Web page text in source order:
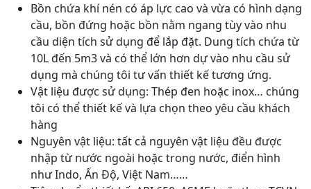
Bồn chứa khí nén có áp lực cao và vừa có hình dạng
cầu, bồn đứng hoặc bồn nằm ngang tùy vào nhu
cầu diện tích sử dụng để lắp đặt. Dung tích chứa từ
10L đến 5m3 và có thể lớn hơn dự vào nhu cầu sử
dụng mà chúng tôi tư vấn thiết kế tương ứng.
Vật liệu được sử dụng: Thép đen hoặc inox… chúng
tôi có thể thiết kế và lựa chọn theo yêu cầu khách
hàng
Nguyên vật liệu: tất cả nguyên vật liệu đều được
nhập từ nước ngoài hoặc trong nước, điển hình
như Indo, Ấn Độ, Việt Nam……